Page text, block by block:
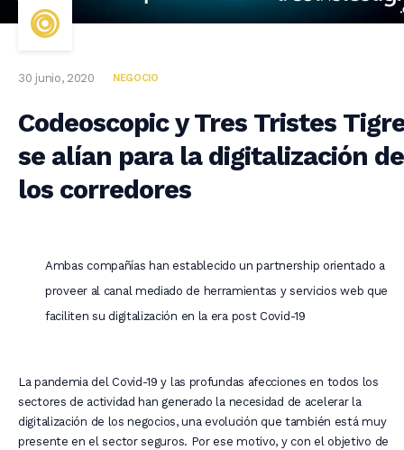
30 junio, 2020 NEGOCIO
Codeoscopic y Tres Tristes
se alían para la digitalización de
los corredores
Ambas compañías han establecido un partnership orientado a
proveer al canal mediado de herramientas y servicios web que
faciliten su digitalización en la era post Covid-19
La pandemia del Covid-19 y las profundas afecciones en todos los
sectores de actividad han generado la necesidad de acelerar la
digitalización de los negocios, una evolución que también está muy
presente en el sector seguros. Por ese motivo, y con el objetivo de